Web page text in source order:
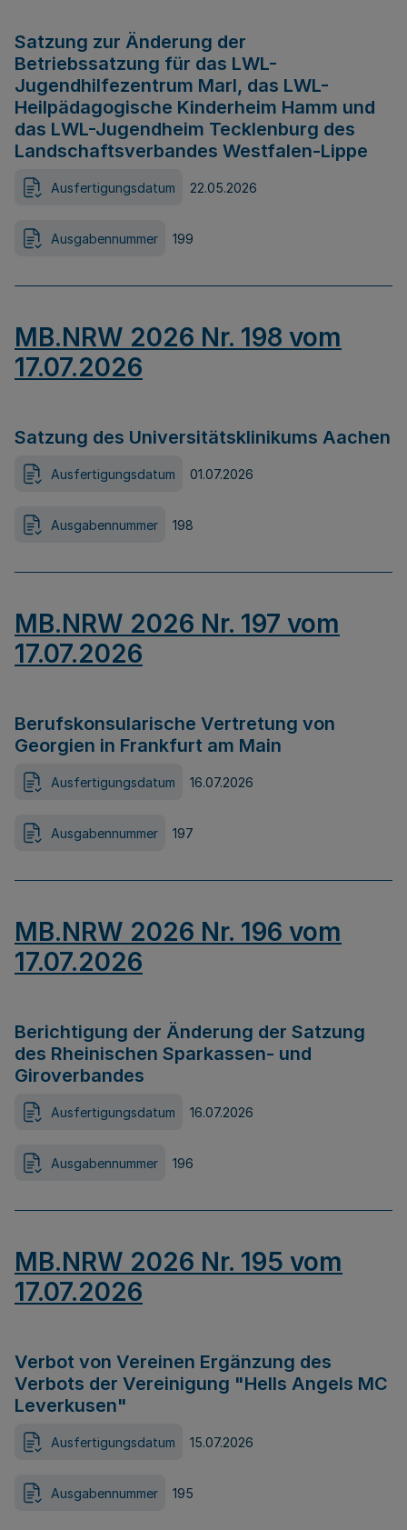
Satzung zur Änderung der
Betriebssatzung für das LWL-
Jugendhilfezentrum Marl, das LWL-
Heilpädagogische Kinderheim Hamm und
das LWL-Jugendheim Tecklenburg des
Landschaftsverbandes Westfalen-Lippe
Ausfertigungsdatum 22.05.2026
Ausgabennummer 199
MB.NRW 2026 Nr. 198 vom
17.07.2026
Satzung des Universitätsklinikums Aachen
Ausfertigungsdatum 01.07.2026
Ausgabennummer 198
MB.NRW 2026 Nr. 197 vom
17.07.2026
Berufskonsularische Vertretung von
Georgien in Frankfurt am Main
Ausfertigungsdatum 16.07.2026
Ausgabennummer 197
MB.NRW 2026 Nr. 196 vom
17.07.2026
Berichtigung der Änderung der Satzung
des Rheinischen Sparkassen- und
Giroverbandes
Ausfertigungsdatum 16.07.2026
Ausgabennummer 196
MB.NRW 2026 Nr. 195 vom
17.07.2026
Verbot von Vereinen Ergänzung des
Verbots der Vereinigung "Hells Angels MC
Leverkusen"
Ausfertigungsdatum 15.07.2026
Ausgabennummer 195